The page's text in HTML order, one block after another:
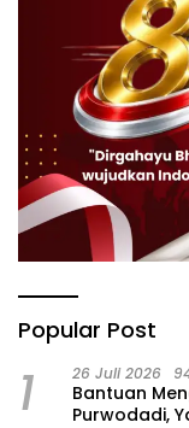
Popular Post
1 26 Juli 2026
‎Bantuan
Purwodadi,